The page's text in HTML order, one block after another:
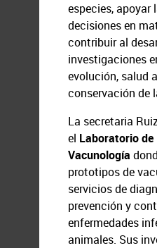
especies, apoyar
decisiones en
contribuir al
investigaciones
evolución, salud
conservación de
La secretaria
el Laboratorio
Vacunología
prototipos de
servicios de
prevención y
enfermedades
animales. Sus